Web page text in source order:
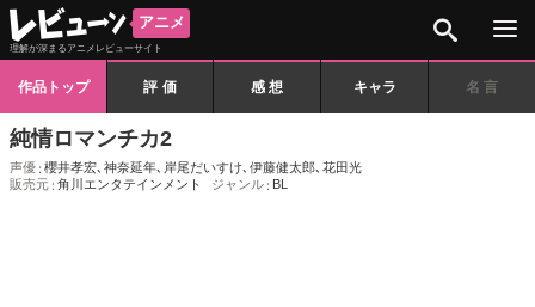
アニメ
理解が深まるアニメレビューサイト
作品トップ 評価 感想 キャラ 名言
純情ロマンチカ2
声優 櫻井孝宏､ 神奈延年､ 岸尾だいすけ､ 伊藤健太郎､ 花田光
販売元 角川エンタテインメント ジャンル BL